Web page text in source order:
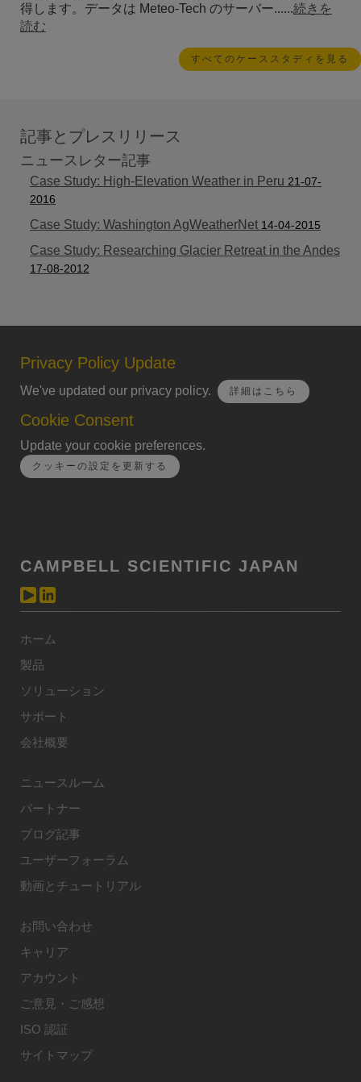
得します。データは Meteo-Tech のサーバー......続きを
読む
すべてのケーススタディを見る
記事とプレスリリース
ニュースレター記事
Case Study: High-Elevation Weather in Peru 21-07-
2016
Case Study: Washington AgWeatherNet 14-04-2015
Case Study: Researching Glacier Retreat in the Andes
17-08-2012
Privacy Policy Update
We've updated our privacy policy. 詳細はこちら
Cookie Consent
Update your cookie preferences.
クッキーの設定を更新する
CAMPBELL SCIENTIFIC JAPAN
ホーム
製品
ソリューション
サポート
会社概要
ニュースルーム
パートナー
ブログ記事
ユーザーフォーラム
動画とチュートリアル
お問い合わせ
キャリア
アカウント
ご意見・ご感想
ISO 認証
サイトマップ